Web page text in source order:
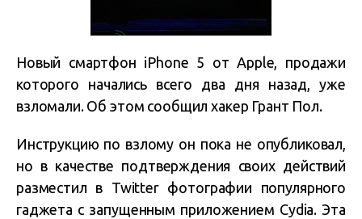
Новый смартфон iPhone 5 от Apple, продажи
которого начались всего два дня назад, уже
взломали. Об этом сообщил хакер Грант Пол.
Инструкцию по взлому он пока не опубликовал,
но в качестве подтверждения своих действий
разместил в Twitter фотографии популярного
гаджета с запущенным приложением Cydia. Эта